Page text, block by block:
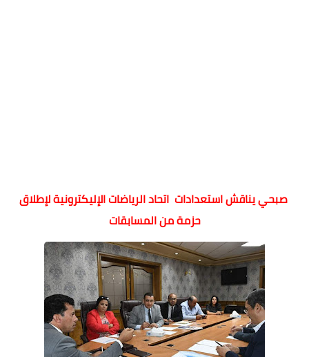
صبحي يناقش استعدادات اتحاد الرياضات الإليكترونية لإطلاق
حزمة من المسابقات